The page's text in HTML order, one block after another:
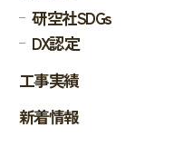
研空社SDGs
DX認定
工事実績
新着情報